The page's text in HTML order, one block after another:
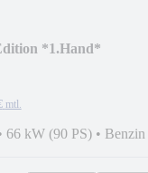
*1.Hand*
mtl.
66 kW (90 PS) • Benzin